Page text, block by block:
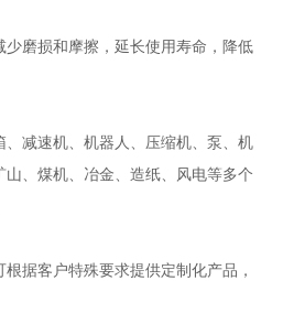
磨损和摩擦，延长使用寿命，降低
减速机、机器人、压缩机、泵、机
、煤机、冶金、造纸、风电等多个
据客户特殊要求提供定制化产品，